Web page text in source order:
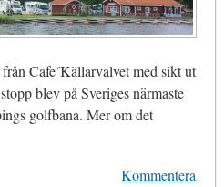
Cafe´Källarvalvet med sikt ut
blev på Sveriges närmaste
golfbana. Mer om det
Kommentera